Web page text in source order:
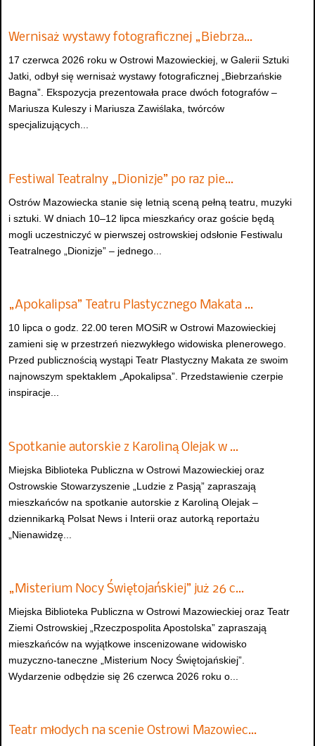
Wernisaż wystawy fotograficznej „Biebrza…
17 czerwca 2026 roku w Ostrowi Mazowieckiej, w Galerii Sztuki
Jatki, odbył się wernisaż wystawy fotograficznej „Biebrzańskie
Bagna”. Ekspozycja prezentowała prace dwóch fotografów –
Mariusza Kuleszy i Mariusza Zawiślaka, twórców
specjalizujących...
Festiwal Teatralny „Dionizje” po raz pie…
Ostrów Mazowiecka stanie się letnią sceną pełną teatru, muzyki
i sztuki. W dniach 10–12 lipca mieszkańcy oraz goście będą
mogli uczestniczyć w pierwszej ostrowskiej odsłonie Festiwalu
Teatralnego „Dionizje” – jednego...
„Apokalipsa” Teatru Plastycznego Makata …
10 lipca o godz. 22.00 teren MOSiR w Ostrowi Mazowieckiej
zamieni się w przestrzeń niezwykłego widowiska plenerowego.
Przed publicznością wystąpi Teatr Plastyczny Makata ze swoim
najnowszym spektaklem „Apokalipsa”. Przedstawienie czerpie
inspiracje...
Spotkanie autorskie z Karoliną Olejak w …
Miejska Biblioteka Publiczna w Ostrowi Mazowieckiej oraz
Ostrowskie Stowarzyszenie „Ludzie z Pasją” zapraszają
mieszkańców na spotkanie autorskie z Karoliną Olejak –
dziennikarką Polsat News i Interii oraz autorką reportażu
„Nienawidzę...
„Misterium Nocy Świętojańskiej” już 26 c…
Miejska Biblioteka Publiczna w Ostrowi Mazowieckiej oraz Teatr
Ziemi Ostrowskiej „Rzeczpospolita Apostolska” zapraszają
mieszkańców na wyjątkowe inscenizowane widowisko
muzyczno-taneczne „Misterium Nocy Świętojańskiej”.
Wydarzenie odbędzie się 26 czerwca 2026 roku o...
Teatr młodych na scenie Ostrowi Mazowiec…